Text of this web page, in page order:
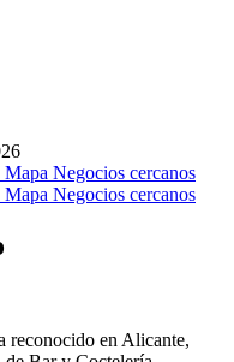
Mapa Negocios cercanos
Mapa Negocios cercanos
reconocido en Alicante,